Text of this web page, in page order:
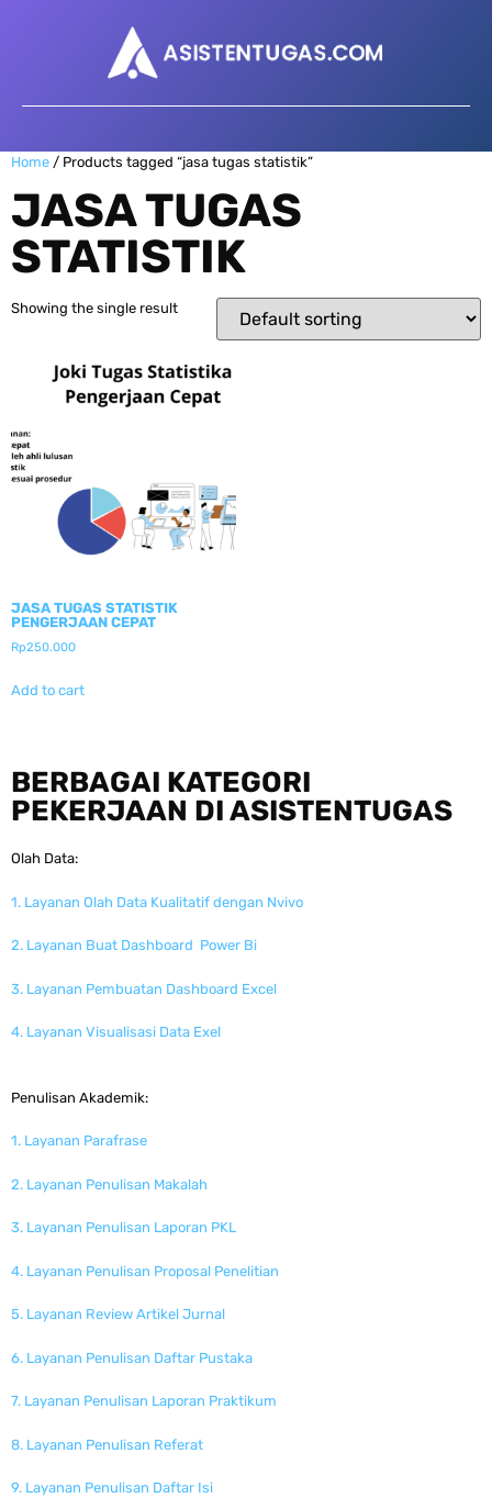
Home / Products tagged “jasa tugas statistik”
JASA TUGAS
STATISTIK
Showing the single result
JASA TUGAS STATISTIK
PENGERJAAN CEPAT
Rp250.000
Add to cart
BERBAGAI KATEGORI
PEKERJAAN DI ASISTENTUGAS
Olah Data:
1. Layanan Olah Data Kualitatif dengan Nvivo
2. Layanan Buat Dashboard Power Bi
3. Layanan Pembuatan Dashboard Excel
4. Layanan Visualisasi Data Exel
Penulisan Akademik:
1. Layanan Parafrase
2. Layanan Penulisan Makalah
3. Layanan Penulisan Laporan PKL
4. Layanan Penulisan Proposal Penelitian
5. Layanan Review Artikel Jurnal
6. Layanan Penulisan Daftar Pustaka
7. Layanan Penulisan Laporan Praktikum
8. Layanan Penulisan Referat
9. Layanan Penulisan Daftar Isi